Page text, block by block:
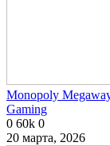
Monopoly
Gaming
0 60k 0
20 марта, 2026